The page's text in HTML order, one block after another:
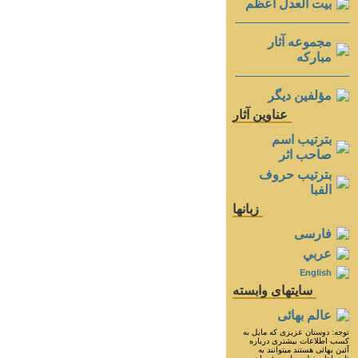
بيت العدل اعظم
مجموعه آثار
مباركه
مؤلفين ديگر
عناوين آثار
بترتيب اسم
صاحب اثر
بترتيب حروف
الفبا
زبانها
فارسی
عربي
English
سايتهای وابسته
عالم بهائی
توجه: دوستان عزيزى كه مايل به
كسب اطلاعات بيشترى درباره
آئين بهائى هستند ميتوانند به